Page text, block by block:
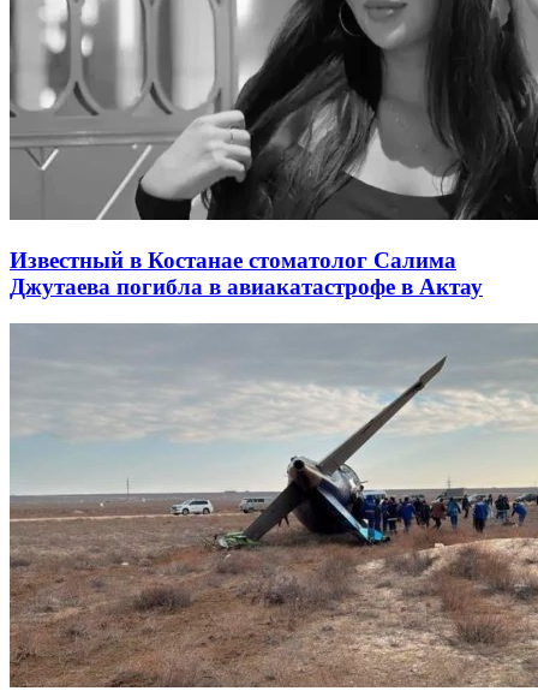
Известный в Костанае стоматолог Салима
Джутаева погибла в авиакатастрофе в Актау